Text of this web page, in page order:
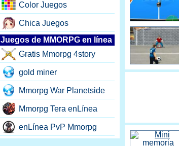
Color Juegos
Chica Juegos
Juegos de MMORPG en línea
Gratis Mmorpg 4story
gold miner
Mmorpg War Planetside
Mmorpg Tera enLínea
enLínea PvP Mmorpg